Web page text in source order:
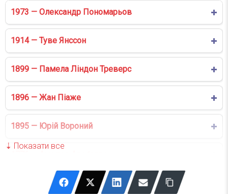
1973 — Олександр Пономарьов
1914 — Туве Янссон
1899 — Памела Ліндон Треверс
1896 — Жан Піаже
1895 — Юрій Вороний